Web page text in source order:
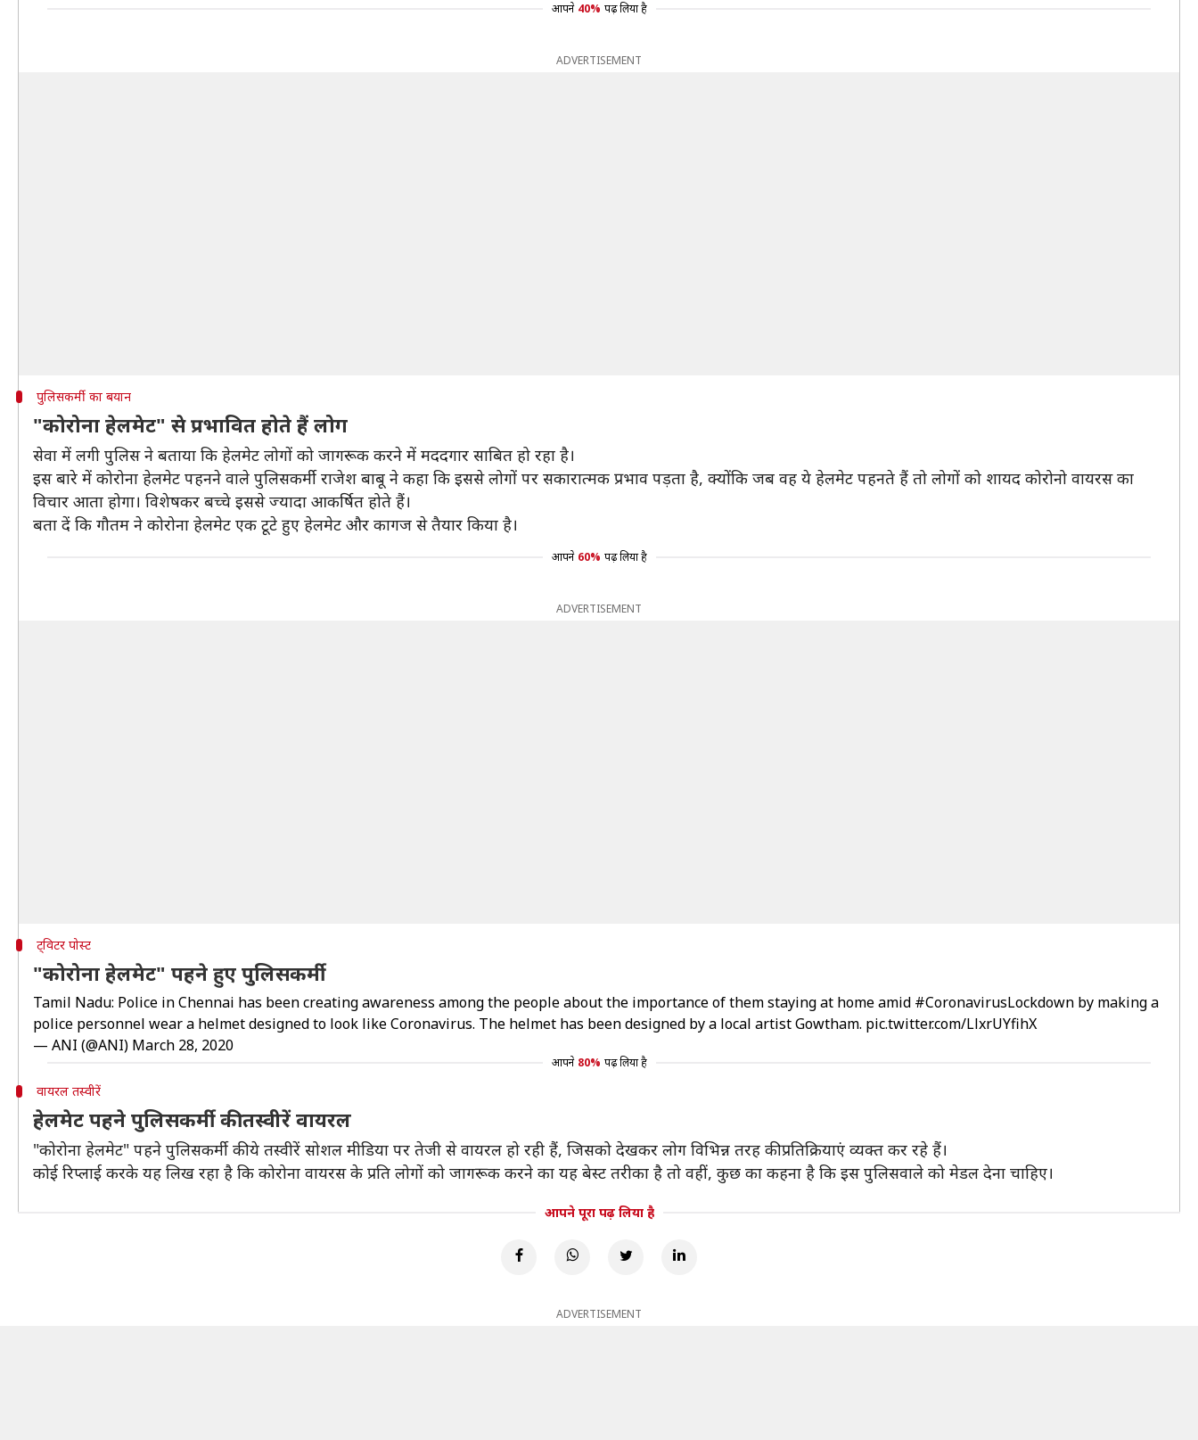
आपने 40% पढ़ लिया है
ADVERTISEMENT
पुलिसकर्मी का बयान
"कोरोना हेलमेट" से प्रभावित होते हैं लोग
सेवा में लगी पुलिस ने बताया कि हेलमेट लोगों को जागरूक करने में मददगार साबित हो रहा है।
इस बारे में कोरोना हेलमेट पहनने वाले पुलिसकर्मी राजेश बाबू ने कहा कि इससे लोगों पर सकारात्मक प्रभाव पड़ता है, क्योंकि जब वह ये हेलमेट पहनते हैं तो लोगों को शायद कोरोनो वायरस का
विचार आता होगा। विशेषकर बच्चे इससे ज्यादा आकर्षित होते हैं।
बता दें कि गौतम ने कोरोना हेलमेट एक टूटे हुए हेलमेट और कागज से तैयार किया है।
आपने 60% पढ़ लिया है
ADVERTISEMENT
ट्विटर पोस्ट
"कोरोना हेलमेट" पहने हुए पुलिसकर्मी
Tamil Nadu: Police in Chennai has been creating awareness among the people about the importance of them staying at home amid #CoronavirusLockdown by making a
police personnel wear a helmet designed to look like Coronavirus. The helmet has been designed by a local artist Gowtham. pic.twitter.com/LlxrUYfihX
— ANI (@ANI) March 28, 2020
आपने 80% पढ़ लिया है
वायरल तस्वीरें
हेलमेट पहने पुलिसकर्मी की तस्वीरें वायरल
"कोरोना हेलमेट" पहने पुलिसकर्मी की ये तस्वीरें सोशल मीडिया पर तेजी से वायरल हो रही हैं, जिसको देखकर लोग विभिन्न तरह की प्रतिक्रियाएं व्यक्त कर रहे हैं।
कोई रिप्लाई करके यह लिख रहा है कि कोरोना वायरस के प्रति लोगों को जागरूक करने का यह बेस्ट तरीका है तो वहीं, कुछ का कहना है कि इस पुलिसवाले को मेडल देना चाहिए।
आपने पूरा पढ़ लिया है
ADVERTISEMENT